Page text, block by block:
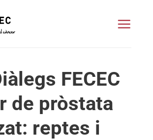
FECEC
de pròstata
reptes i